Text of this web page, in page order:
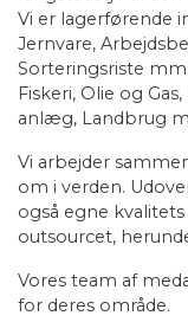
Vi er lagerførende
Jernvare,
Sorteringsriste
Fiskeri, Olie og
anlæg, Landbrug
Vi arbejder
om i verden.
også egne
outsourcet,
Vores team af
for deres område.